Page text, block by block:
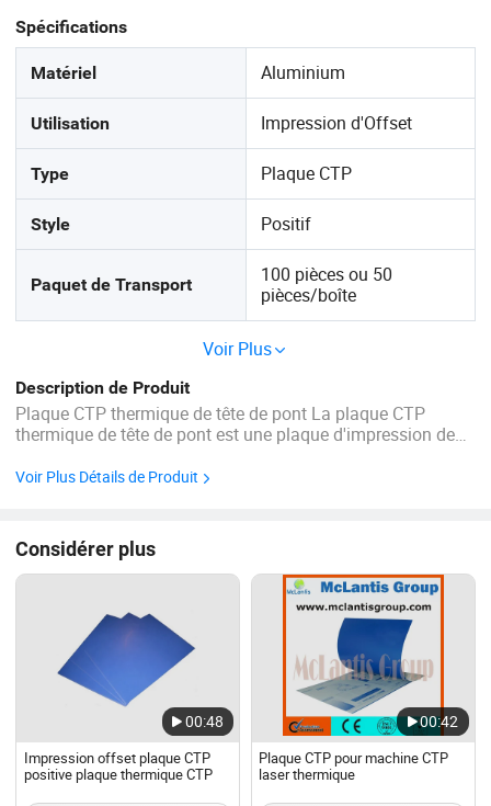
Spécifications
Matériel Aluminium
Utilisation Impression d'Offset
Type Plaque CTP
Style Positif
Paquet de Transport
100 pièces ou 50
pièces/boîte
Voir Plus
Description de Produit
Plaque CTP thermique de tête de pont La plaque CTP
thermique de tête de pont est une plaque d'impression de
thermiques. Il est directement numérisé par laser 830nm
Voir Plus Détails de Produit
Considérer plus
00:48
Impression offset plaque CTP
positive plaque thermique CTP
00:42
Plaque CTP pour machine CTP
laser thermique